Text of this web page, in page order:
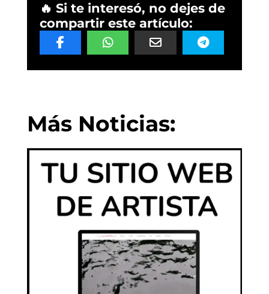
🔥 Si te interesó, no dejes de
compartir este artículo:
Más Noticias: